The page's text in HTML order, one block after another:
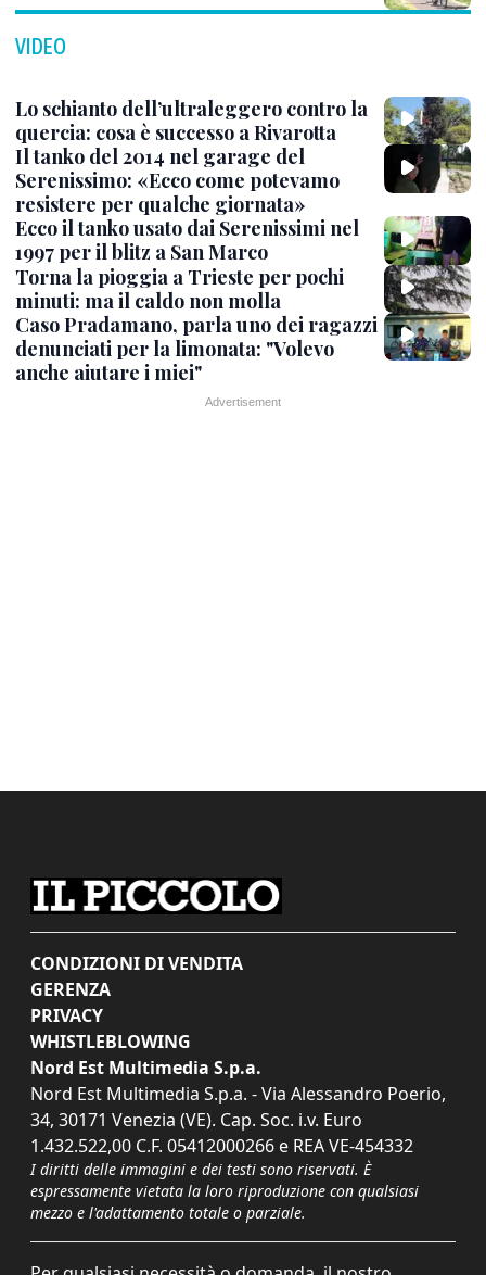
VIDEO
Lo schianto dell’ultraleggero contro la
quercia: cosa è successo a Rivarotta
Il tanko del 2014 nel garage del
Serenissimo: «Ecco come potevamo
resistere per qualche giornata»
Ecco il tanko usato dai Serenissimi nel
1997 per il blitz a San Marco
Torna la pioggia a Trieste per pochi
minuti: ma il caldo non molla
Caso Pradamano, parla uno dei ragazzi
denunciati per la limonata: "Volevo
anche aiutare i miei"
CONDIZIONI DI VENDITA
GERENZA
PRIVACY
WHISTLEBLOWING
Nord Est Multimedia S.p.a.
Nord Est Multimedia S.p.a. - Via Alessandro Poerio,
34, 30171 Venezia (VE). Cap. Soc. i.v. Euro
1.432.522,00 C.F. 05412000266 e REA VE-454332
I diritti delle immagini e dei testi sono riservati. È
espressamente vietata la loro riproduzione con qualsiasi
mezzo e l'adattamento totale o parziale.